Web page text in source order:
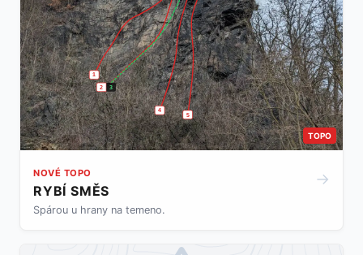
1
2 3
4
5
TOPO
NOVÉ TOPO
RYBÍ SMĚS
Spárou u hrany na temeno.
→